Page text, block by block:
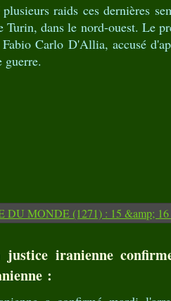
raids ces dernières
Turin, dans le nord-ouest. Le
Carlo D'Allia, accusé
guerre.
iranienne
: